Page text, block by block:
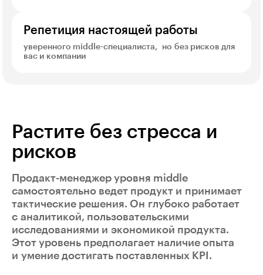
Репетиция настоящей работы
уверенного middle-специалиста, но без рисков для
вас и компании
Растите без стресса и
рисков
Продакт-менеджер уровня middle
самостоятельно ведет продукт и принимает
тактические решения. Он глубоко работает
с аналитикой, пользовательскими
исследованиями и экономикой продукта.
Этот уровень предполагает наличие опыта
и умение достигать поставленных KPI.